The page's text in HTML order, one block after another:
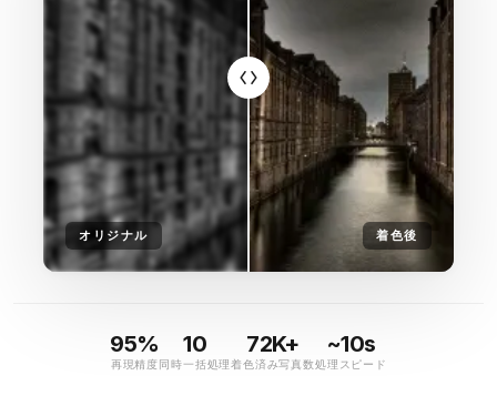
オリジナル 着色後
95%
再現精度
10
同時一括処理
72K+
着色済み写真数
~10s
処理スピード